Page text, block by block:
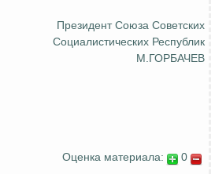
Президент Союза Советских
Социалистических Республик
М.ГОРБАЧЕВ
Оценка материала: 0